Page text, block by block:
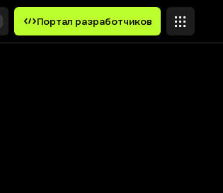
словаПортал разработчиков